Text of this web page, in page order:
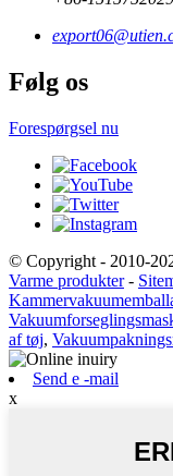
Følg os
Forespørgsel nu
© Copyright - 2010-
Varme produkter-
af tøj,
Send e -mail
x